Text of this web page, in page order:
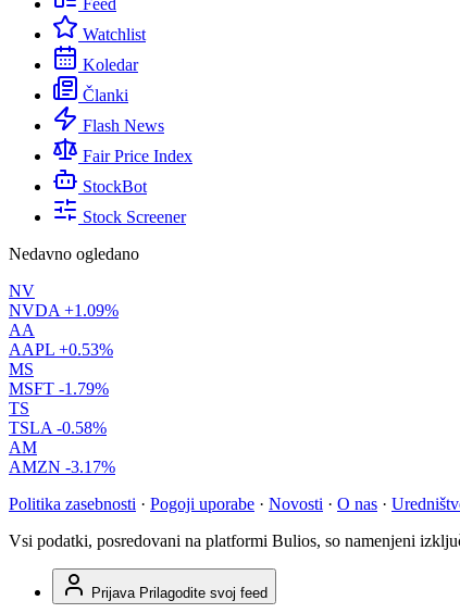
Feed
Watchlist
Koledar
Članki
Flash News
Fair Price Index
StockBot
Stock Screener
Nedavno ogledano
NV
NVDA +1.09%
AA
AAPL +0.53%
MS
MSFT -1.79%
TS
TSLA -0.58%
AM
AMZN -3.17%
Politika zasebnosti · Pogoji uporabe · Novosti · O nas ·
Vsi podatki, posredovani na platformi Bulios, so namenjeni
Prijava Prilagodite svoj feed